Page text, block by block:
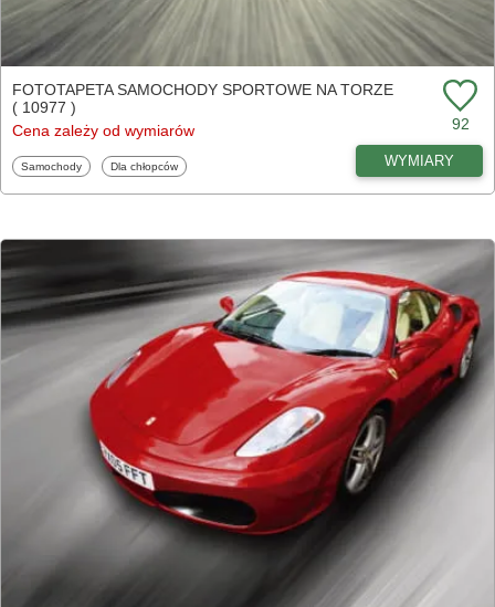
FOTOTAPETA SAMOCHODY SPORTOWE NA TORZE
( 10977 )
Cena zależy od wymiarów
92
Fototapety
Samochody Fototapety
Dla chłopców WYMIARY